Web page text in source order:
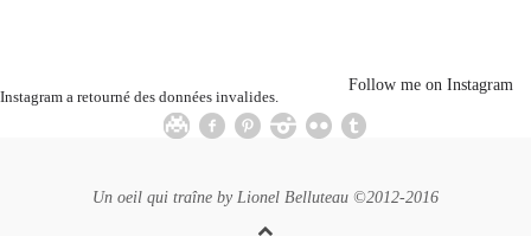
Instagram a retourné des données invalides.
Follow me on Instagram
Un oeil qui traîne by Lionel Belluteau ©2012-2016